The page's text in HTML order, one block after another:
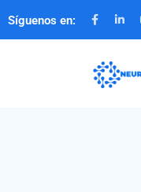
Síguenos en: